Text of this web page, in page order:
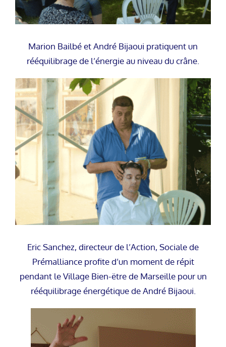
Marion Bailbé et André Bijaoui pratiquent un
rééquilibrage de l’énergie au niveau du crâne.
Eric Sanchez, directeur de l’Action, Sociale de
Prémalliance profite d’un moment de répit
pendant le Village Bien-ëtre de Marseille pour un
rééquilibrage énergétique de André Bijaoui.